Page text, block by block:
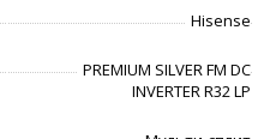
Hisense
PREMIUM SILVER FM DC
INVERTER R32 LP